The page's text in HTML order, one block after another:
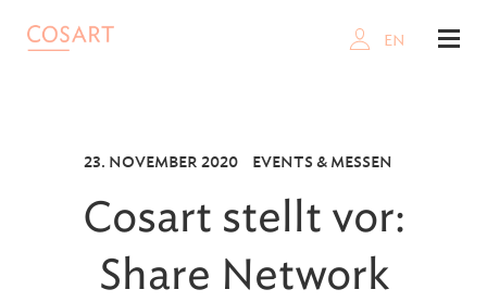
EN
23. NOVEMBER 2020 EVENTS & MESSEN
Cosart stellt vor:
Share Network